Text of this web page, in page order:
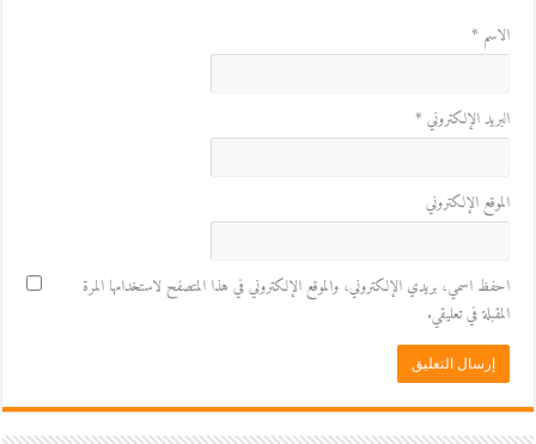
الاسم *
البريد الإلكتروني *
الموقع الإلكتروني
احفظ اسمي، بريدي الإلكتروني، والموقع الإلكتروني في هذا المتصفح لاستخدامها المرة
المقبلة في تعليقي.